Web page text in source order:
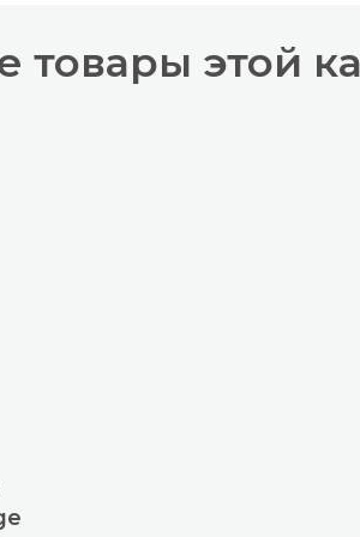
товары этой